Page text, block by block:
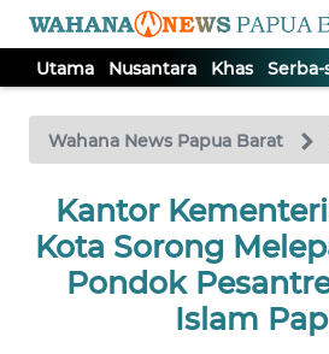
Utama Nusantara Khas
Wahana News Papua Barat
Kantor
Kota Sorong
Pondok
Islam
TV
Tutup
UTAMA
NUSANTARA